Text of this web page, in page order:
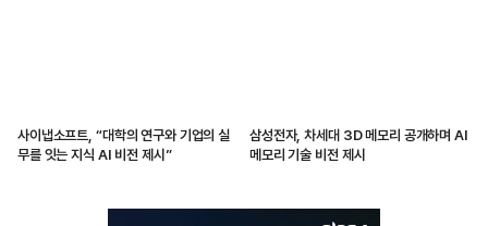
사이냅소프트, “대학의 연구와 기업의 실
무를 잇는 지식 AI 비전 제시”
삼성전자, 차세대 3D 메모리 공개하며 AI
메모리 기술 비전 제시